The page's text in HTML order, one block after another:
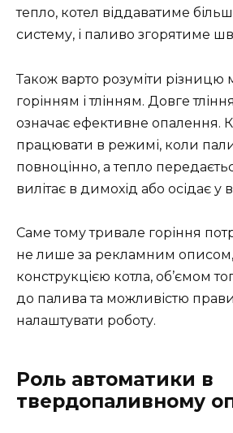
тепло, котел віддаватиме
систему, і паливо згорятиме
Також варто розуміти різницю
горінням і тлінням. Довге
означає ефективне опалення.
працювати в режимі, коли
повноцінно, а тепло
вилітає в димохід або осідає у
Саме тому тривале горіння
не лише за рекламним
конструкцією котла, об’ємом
до палива та можливістю
налаштувати роботу.
Роль автоматики в
твердопаливному